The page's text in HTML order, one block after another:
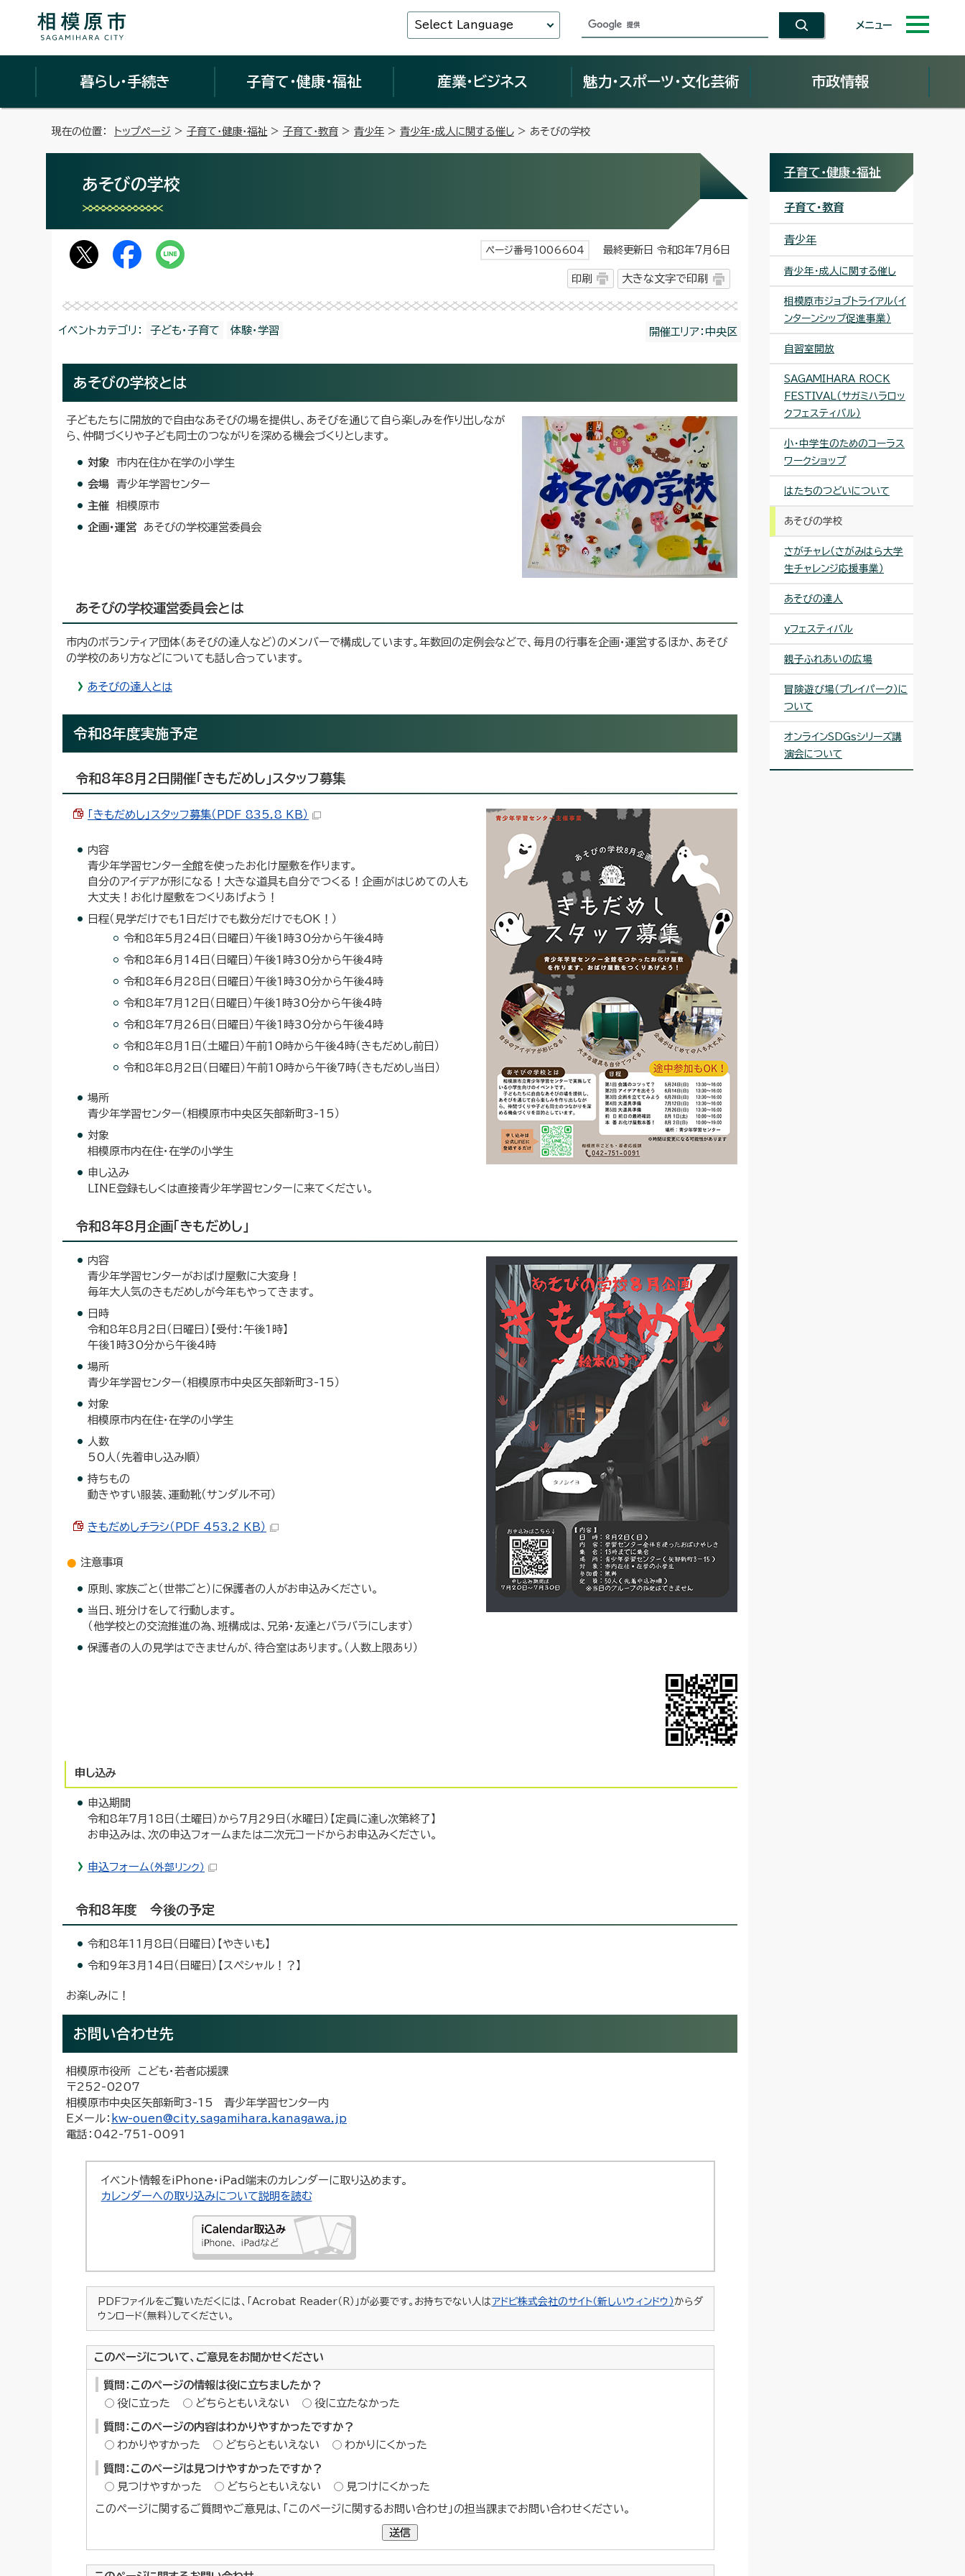
Select Language メニュー
暮らし・手続き 子育て・健康・福祉 産業・ビジネス 魅力・スポーツ・文化芸術 市政情報
現在の位置： トップページ > 子育て・健康・福祉 > 子育て・教育 > 青少年 > 青少年・成人に関する催し > あそびの学校
あそびの学校
ページ番号1006604 最終更新日 令和8年7月6日
印刷 大きな文字で印刷
イベントカテゴリ： 子ども・子育て 体験・学習 開催エリア：中央区
あそびの学校とは
子どもたちに開放的で自由なあそびの場を提供し、あそびを通じて自ら楽しみを作り出しなが
ら、仲間づくりや子ども同士のつながりを深める機会づくりとします。
対象 市内在住か在学の小学生
会場 青少年学習センター
主催 相模原市
企画・運営 あそびの学校運営委員会
あそびの学校運営委員会とは
市内のボランティア団体（あそびの達人など）のメンバーで構成しています。年数回の定例会などで、毎月の行事を企画・運営するほか、あそび
の学校のあり方などについても話し合っています。
あそびの達人とは
令和8年度実施予定
令和8年8月2日開催「きもだめし」スタッフ募集
「きもだめし」スタッフ募集（PDF 835.8 KB）
内容
青少年学習センター全館を使ったお化け屋敷を作ります。
自分のアイデアが形になる！大きな道具も自分でつくる！企画がはじめての人も
大丈夫！お化け屋敷をつくりあげよう！
日程（見学だけでも1日だけでも数分だけでもOK！）
令和8年5月24日（日曜日）午後1時30分から午後4時
令和8年6月14日（日曜日）午後1時30分から午後4時
令和8年6月28日（日曜日）午後1時30分から午後4時
令和8年7月12日（日曜日）午後1時30分から午後4時
令和8年7月26日（日曜日）午後1時30分から午後4時
令和8年8月1日（土曜日）午前10時から午後4時（きもだめし前日）
令和8年8月2日（日曜日）午前10時から午後7時（きもだめし当日）
場所
青少年学習センター（相模原市中央区矢部新町3-15）
対象
相模原市内在住・在学の小学生
申し込み
LINE登録もしくは直接青少年学習センターに来てください。
令和8年8月企画「きもだめし」
内容
青少年学習センターがおばけ屋敷に大変身！
毎年大人気のきもだめしが今年もやってきます。
日時
令和8年8月2日（日曜日）【受付：午後1時】
午後1時30分から午後4時
場所
青少年学習センター（相模原市中央区矢部新町3-15）
対象
相模原市内在住・在学の小学生
人数
50人（先着申し込み順）
持ちもの
動きやすい服装、運動靴（サンダル不可）
きもだめしチラシ（PDF 453.2 KB）
注意事項
原則、家族ごと（世帯ごと）に保護者の人がお申込みください。
当日、班分けをして行動します。
（他学校との交流推進の為、班構成は、兄弟・友達とバラバラにします）
保護者の人の見学はできませんが、待合室はあります。（人数上限あり）
申し込み
申込期間
令和8年7月18日（土曜日）から7月29日（水曜日）【定員に達し次第終了】
お申込みは、次の申込フォームまたは二次元コードからお申込みください。
申込フォーム （外部リンク）
令和8年度 今後の予定
令和8年11月8日（日曜日）【やきいも】
令和9年3月14日（日曜日）【スペシャル！？】
お楽しみに！
お問い合わせ先
相模原市役所 こども・若者応援課
〒252-0207
相模原市中央区矢部新町3-15 青少年学習センター内
Eメール： kw-ouen@city.sagamihara.kanagawa.jp
電話：042-751-0091
イベント情報をiPhone・iPad端末のカレンダーに取り込めます。
カレンダーへの取り込みについて説明を読む
PDFファイルをご覧いただくには、「Acrobat Reader（R）」が必要です。お持ちでない人はアドビ株式会社のサイト（新しいウィンドウ） からダ
ウンロード（無料）してください。
このページについて、ご意見をお聞かせください
質問：このページの情報は役に立ちましたか？
役に立った
どちらともいえない 役に立たなかった
質問：このページの内容はわかりやすかったですか？
わかりやすかった
どちらともいえない わかりにくかった
質問：このページは見つけやすかったですか？
見つけやすかった
どちらともいえない 見つけにくかった
このページに関するご質問やご意見は、「このページに関するお問い合わせ」の担当課までお問い合わせください。
送信
子育て・健康・福祉
子育て・教育
青少年
青少年・成人に関する催し
相模原市ジョブトライアル（イ
ンターンシップ促進事業）
自習室開放
SAGAMIHARA ROCK
FESTIVAL（サガミハラロッ
クフェスティバル）
小・中学生のためのコーラス
ワークショップ
はたちのつどいについて
あそびの学校
さがチャレ（さがみはら大学
生チャレンジ応援事業）
あそびの達人
yフェスティバル
親子ふれあいの広場
冒険遊び場（プレイパーク）に
ついて
オンラインSDGsシリーズ講
演会について